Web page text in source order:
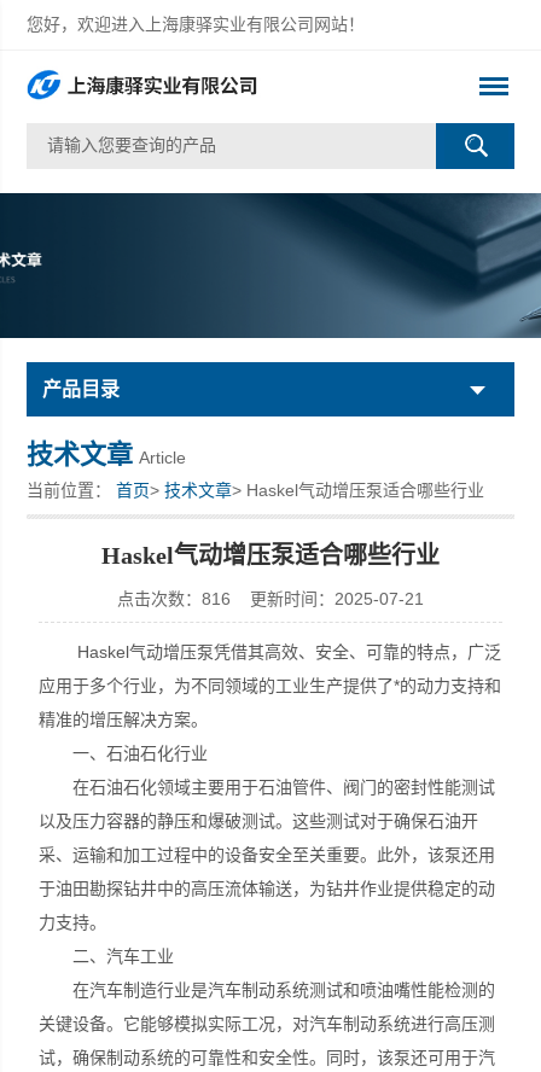
您好，欢迎进入上海康驿实业有限公司网站！
上海康驿实业有限公司
产品目录
技术文章 Article
当前位置：首页>技术文章> Haskel气动增压泵适合哪些行业
Haskel气动增压泵适合哪些行业
点击次数：816 更新时间：2025-07-21
Haskel气动增压泵凭借其高效、安全、可靠的特点，广泛
应用于多个行业，为不同领域的工业生产提供了*的动力支持和
精准的增压解决方案。
一、石油石化行业
在石油石化领域主要用于石油管件、阀门的密封性能测试
以及压力容器的静压和爆破测试。这些测试对于确保石油开
采、运输和加工过程中的设备安全至关重要。此外，该泵还用
于油田勘探钻井中的高压流体输送，为钻井作业提供稳定的动
力支持。
二、汽车工业
在汽车制造行业是汽车制动系统测试和喷油嘴性能检测的
关键设备。它能够模拟实际工况，对汽车制动系统进行高压测
试，确保制动系统的可靠性和安全性。同时，该泵还可用于汽